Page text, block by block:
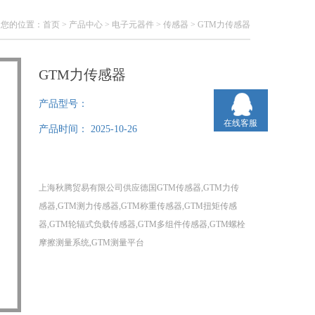
您的位置： 首页 > 产品中心 > 电子元器件 > 传感器 > GTM力传感器
GTM力传感器
产品型号：
产品时间： 2025-10-26
上海秋腾贸易有限公司供应德国GTM传感器,GTM力传
感器,GTM测力传感器,GTM称重传感器,GTM扭矩传感
器,GTM轮辐式负载传感器,GTM多组件传感器,GTM螺栓
摩擦测量系统,GTM测量平台
在线客服